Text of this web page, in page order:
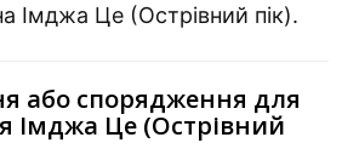
Імджа Це (Острівний пік).
або спорядження для
Імджа Це (Острівний